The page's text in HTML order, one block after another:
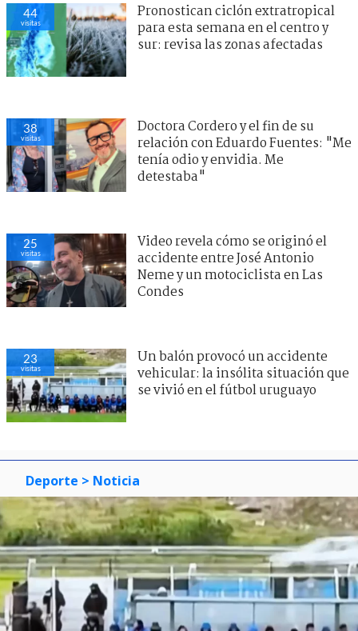
44
visitas
Pronostican ciclón extratropical
para esta semana en el centro y
sur: revisa las zonas afectadas
38
visitas
Doctora Cordero y el fin de su
relación con Eduardo Fuentes: "Me
tenía odio y envidia. Me
detestaba"
25
visitas
Video revela cómo se originó el
accidente entre José Antonio
Neme y un motociclista en Las
Condes
23
visitas
Un balón provocó un accidente
vehicular: la insólita situación que
se vivió en el fútbol uruguayo
Deporte > Noticia